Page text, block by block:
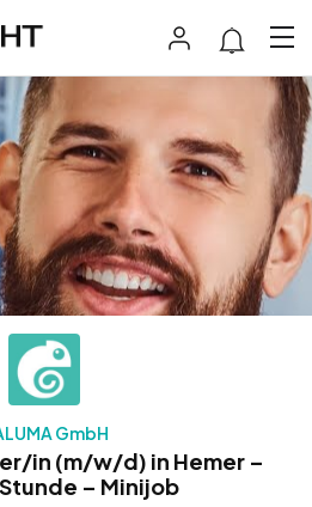
GmbH
in (m/w/d) in Hemer –
– Minijob